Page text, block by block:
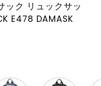
ク リュックサッ
E478 DAMASK